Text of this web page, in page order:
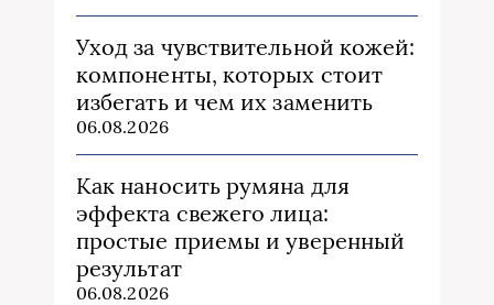
Уход за чувствительной кожей:
компоненты, которых стоит
избегать и чем их заменить
06.08.2026
Как наносить румяна для
эффекта свежего лица:
простые приемы и уверенный
результат
06.08.2026